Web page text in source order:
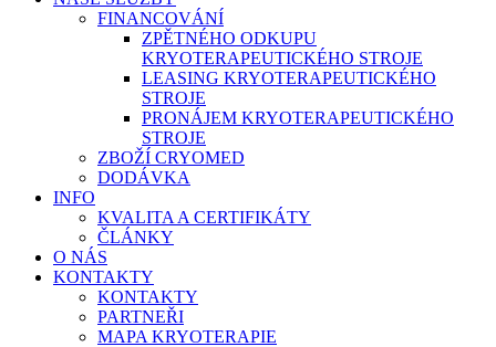
FINANCOVÁNÍ
ZPĚTNÉHO ODKUPU
KRYOTERAPEUTICKÉHO STROJE
LEASING KRYOTERAPEUTICKÉHO
STROJE
PRONÁJEM KRYOTERAPEUTICKÉHO
STROJE
ZBOŽÍ CRYOMED
DODÁVKA
INFO
KVALITA A CERTIFIKÁTY
ČLÁNKY
O NÁS
KONTAKTY
KONTAKTY
PARTNEŘI
MAPA KRYOTERAPIE